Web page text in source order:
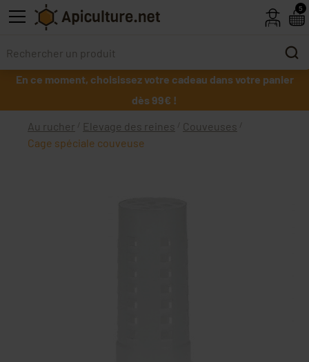
Skip to main content
En ce moment, choisissez votre cadeau dans votre panier
dès 99€ !
Au rucher Elevage des reines
Couveuses
Cage spéciale couveuse
5